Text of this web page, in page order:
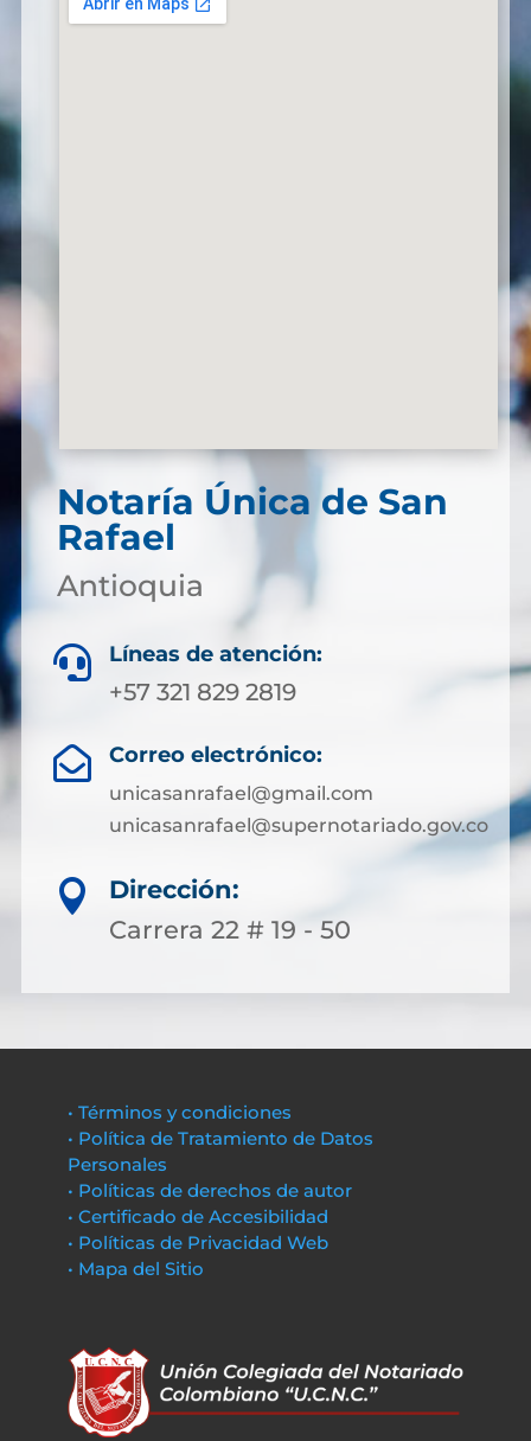
Notaría Única de San
Rafael
Antioquia
 Líneas de atención:
+57 321 829 2819
 Correo electrónico:
unicasanrafael@gmail.com
unicasanrafael@supernotariado.gov.co

Dirección:
Carrera 22 # 19 - 50
• Términos y condiciones
• Política de Tratamiento de Datos
Personales
• Políticas de derechos de autor
• Certificado de Accesibilidad
• Políticas de Privacidad Web
• Mapa del Sitio